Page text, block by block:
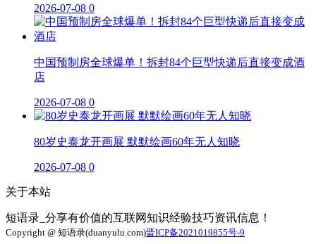
2026-07-08 0
中国预制房全球爆单！拆封84个巨型快递后直接变成酒
店
2026-07-08 0
80岁史泰龙开画展 默默绘画60年无人知晓
2026-07-08 0
关于本站
短语录_分享有价值的互联网知识经验技巧资讯信息！
Copyright @ 短语录(duanyulu.com)晋ICP备2021019855号-9